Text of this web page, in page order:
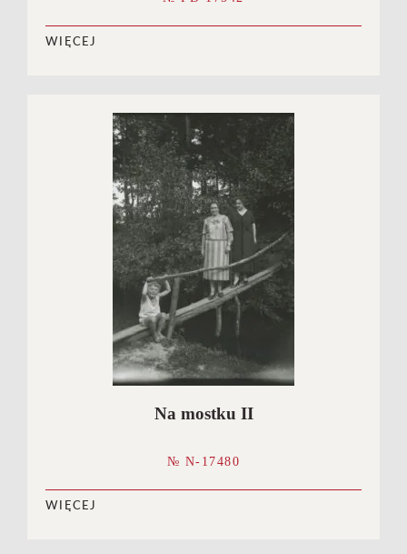
WIĘCEJ
Na mostku II
№ N-17480
WIĘCEJ